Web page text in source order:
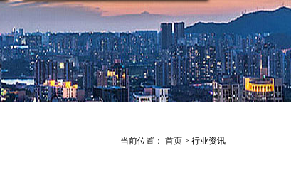
当前位置： 首页 > 行业资讯